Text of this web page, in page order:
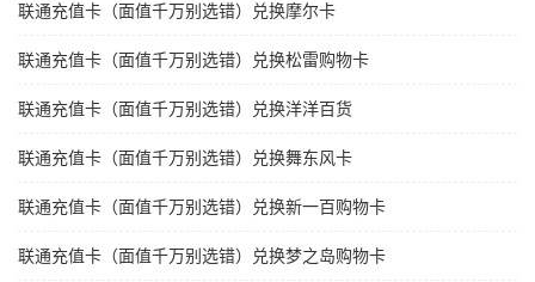
联通充值卡（面值千万别选错）兑换摩尔卡
联通充值卡（面值千万别选错）兑换松雷购物卡
联通充值卡（面值千万别选错）兑换洋洋百货
联通充值卡（面值千万别选错）兑换舞东风卡
联通充值卡（面值千万别选错）兑换新一百购物卡
联通充值卡（面值千万别选错）兑换梦之岛购物卡